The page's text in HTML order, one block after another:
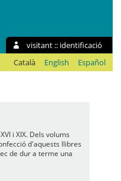
visitant :: identificació
Català English Español
i XIX. Dels volums
d'aquests llibres
de dur a terme una